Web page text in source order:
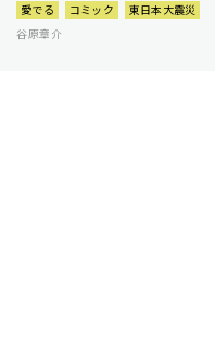
愛でる コミック
東日本大震災
谷原章介